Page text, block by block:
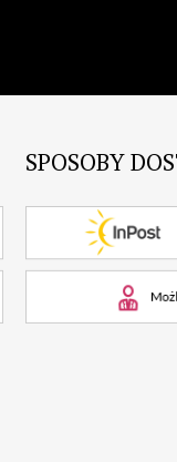
SPOSOBY